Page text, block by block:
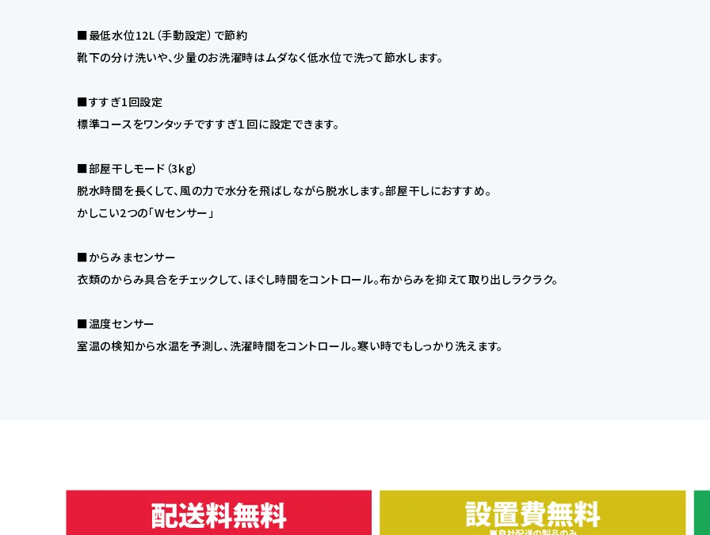
■最低水位12L（手動設定）で節約
靴下の分け洗いや、少量のお洗濯時はムダなく低水位で洗って節水します。
■すすぎ1回設定
標準コースをワンタッチですすぎ１回に設定できます。
■部屋干しモード（3kg）
脱水時間を長くして、風の力で水分を飛ばしながら脱水します。部屋干しにおすすめ。
かしこい2つの「Wセンサー」
■からみまセンサー
衣類のからみ具合をチェックして、ほぐし時間をコントロール。布からみを抑えて取り出しラクラク。
■温度センサー
室温の検知から水温を予測し、洗濯時間をコントロール。寒い時でもしっかり洗えます。